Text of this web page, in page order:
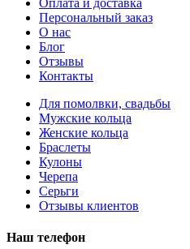
Персональный заказ
О нас
Блог
Отзывы
Контакты
Для помолвки, свадьбы
Мужские кольца
Женские кольца
Браслеты
Кулоны
Черепа
Серьги
Отзывы клиентов
Наш телефон